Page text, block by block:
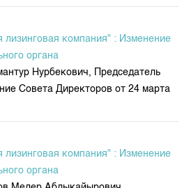
лизинговая компания" : Изменение
органа
Нурбекович, Председатель
Совета Директоров от 24 марта
лизинговая компания" : Изменение
органа